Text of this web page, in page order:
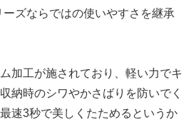
ズならではの使いやすさを継承
加工が施されており、軽い力でキ
納時のシワやかさばりを防いでく
速3秒で美しくたためるというか